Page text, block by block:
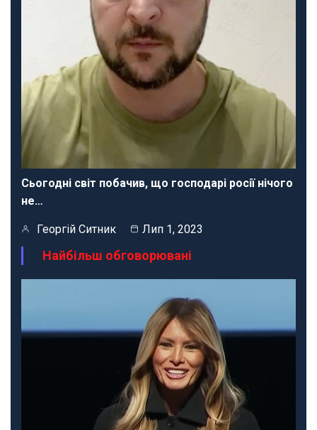
Сьогодні світ побачив, що господарі росії нічого
не…
Георгій Ситник Лип 1, 2023
Найбільш обговорювані